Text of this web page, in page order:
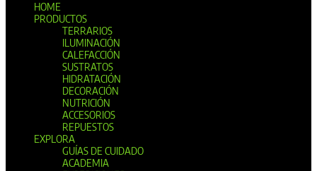
HOME
PRODUCTOS
TERRARIOS
ILUMINACIÓN
CALEFACCIÓN
SUSTRATOS
HIDRATACIÓN
DECORACIÓN
NUTRICIÓN
ACCESORIOS
REPUESTOS
EXPLORA
GUÍAS DE CUIDADO
ACADEMIA